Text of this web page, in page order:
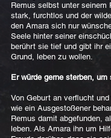
Remus selbst unter seinem
stark, furchtlos und der
den Amara sich nur
Seele hinter seiner
berührt sie tief und gibt ihr
Grund, leben zu wollen.
Er würde gerne sterben, um
Von Geburt an verflucht
wie ein Ausgestoßener
Remus damit abgefunden,
leben. Als Amara ihn um